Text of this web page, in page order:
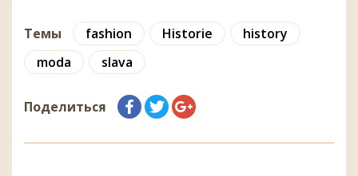
Темы fashion Historie
history
moda
slava
Поделиться